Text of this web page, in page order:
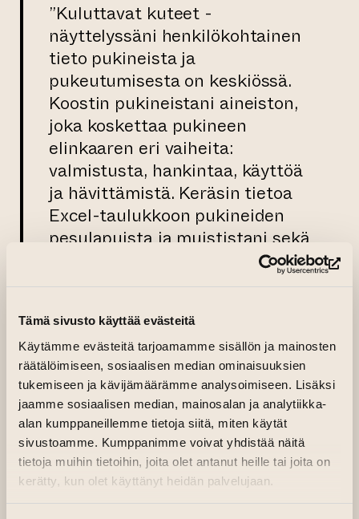
Tämä sivusto käyttää evästeitä
Käytämme evästeitä tarjoamamme sisällön ja mainosten
räätälöimiseen, sosiaalisen median ominaisuuksien
tukemiseen ja kävijämäärämme analysoimiseen. Lisäksi
jaamme sosiaalisen median, mainosalan ja analytiikka-
alan kumppaneillemme tietoja siitä, miten käytät
sivustoamme. Kumppanimme voivat yhdistää näitä
tietoja muihin tietoihin, joita olet antanut heille tai joita on
kerätty, kun olet käyttänyt heidän palvelujaan.
”Kuluttavat kuteet -
näyttelyssäni henkilökohtainen
tieto pukineista ja
pukeutumisesta on keskiössä.
Koostin pukineistani aineiston,
joka koskettaa pukineen
elinkaaren eri vaiheita:
valmistusta, hankintaa, käyttöä
ja hävittämistä. Keräsin tietoa
Excel-taulukkoon pukineiden
pesulapuista ja muististani sekä
aistinvaraisesti ja internetistä
keräämääni tietoa aineettomana
materiaalina teoksiin.
Näyttelyni teokset ovat
enimmäkseen seinävaatteita tai
muita tekstiiliteoksia, kuten
toiminnallisia installaatioita.
Teokset havainnollistavat tietoa
ja niiden materiaalina ovat